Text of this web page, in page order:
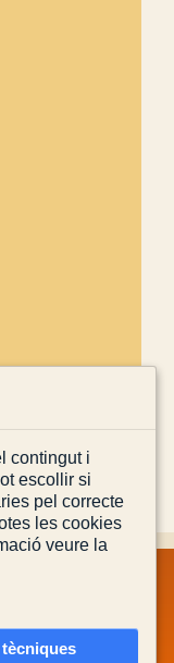
contingut i
escollir si
pel correcte
les cookies
veure la